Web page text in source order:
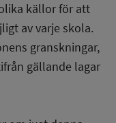
källor för att
av varje skola.
granskningar,
gällande lagar